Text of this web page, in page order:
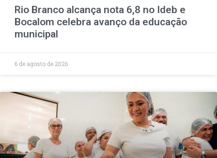
Rio Branco alcança nota 6,8 no Ideb e
Bocalom celebra avanço da educação
municipal
6 de agosto de 2026